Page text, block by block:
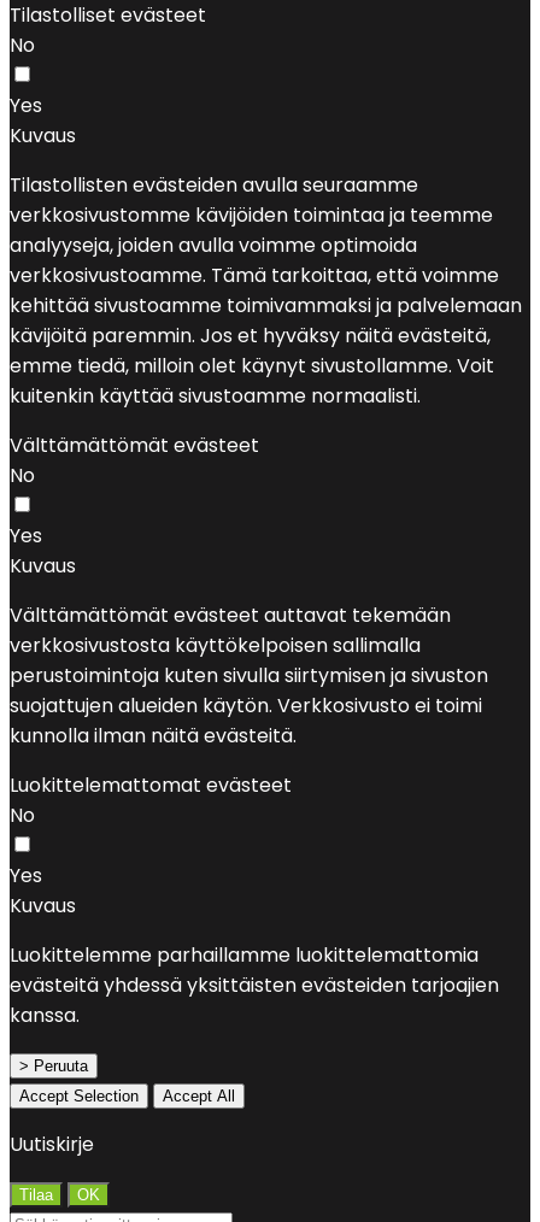
Tilastolliset evästeet
No
Yes
Kuvaus
Tilastollisten evästeiden avulla seuraamme
verkkosivustomme kävijöiden toimintaa ja teemme
analyyseja, joiden avulla voimme optimoida
verkkosivustoamme. Tämä tarkoittaa, että voimme
kehittää sivustoamme toimivammaksi ja palvelemaan
kävijöitä paremmin. Jos et hyväksy näitä evästeitä,
emme tiedä, milloin olet käynyt sivustollamme. Voit
kuitenkin käyttää sivustoamme normaalisti.
Välttämättömät evästeet
No
Yes
Kuvaus
Välttämättömät evästeet auttavat tekemään
verkkosivustosta käyttökelpoisen sallimalla
perustoimintoja kuten sivulla siirtymisen ja sivuston
suojattujen alueiden käytön. Verkkosivusto ei toimi
kunnolla ilman näitä evästeitä.
Luokittelemattomat evästeet
No
Yes
Kuvaus
Luokittelemme parhaillamme luokittelemattomia
evästeitä yhdessä yksittäisten evästeiden tarjoajien
kanssa.
> Peruuta
Accept Selection
Accept All
Uutiskirje